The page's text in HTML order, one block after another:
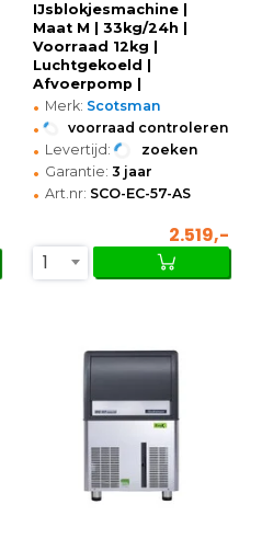
IJsblokjesmachine |
Maat M | 33kg/24h |
Voorraad 12kg |
Luchtgekoeld |
Afvoerpomp |
386x600x695(h)mm
• Merk: Scotsman
• voorraad controleren
• Levertijd: zoeken
• Garantie: 3 jaar
• Art.nr: SCO-EC-57-AS
2.519,-
1